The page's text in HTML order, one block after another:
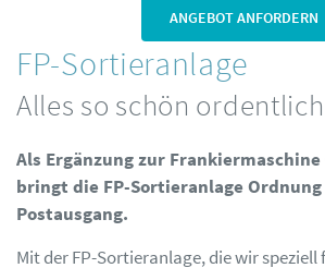
ANGEBOT ANFORDERN
FP-Sortieranlage
Alles so schön
Als Ergänzung zur
bringt die FP-Sortieranlage
Postausgang.
Mit der FP-Sortieranlage, die wir speziell